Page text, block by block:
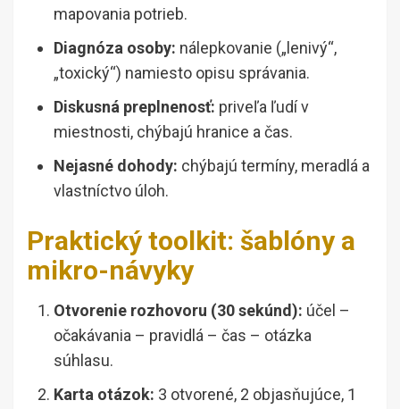
mapovania potrieb.
Diagnóza osoby: nálepkovanie („lenivý“,
„toxický“) namiesto opisu správania.
Diskusná preplnenosť: priveľa ľudí v
miestnosti, chýbajú hranice a čas.
Nejasné dohody: chýbajú termíny, meradlá a
vlastníctvo úloh.
Praktický toolkit: šablóny a
mikro-návyky
Otvorenie rozhovoru (30 sekúnd): účel –
očakávania – pravidlá – čas – otázka
súhlasu.
Karta otázok: 3 otvorené, 2 objasňujúce, 1